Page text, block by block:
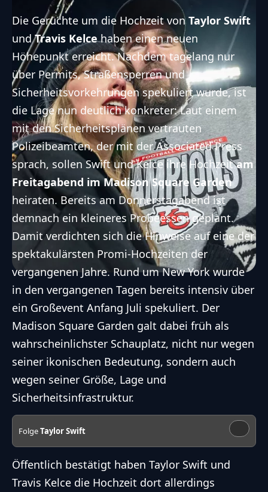
Die Gerüchte um die Hochzeit vonTaylor Swift
undTravis Kelcehaben einen neuen
Höhepunkt erreicht. Nachdem tagelang nur
über Permits, Straßensperren und
Sicherheitsvorkehrungen spekuliert wurde, ist
die Lage nun deutlich konkreter: Laut einem
mit den Sicherheitsplänen vertrauten
Polizeibeamten, der mit der Associated Press
sprach, sollen Swift und Kelce ihre Hochzeitam
Freitagabend im Madison Square Garden
heiraten. Bereits am Donnerstagabend ist
demnach ein kleineres Probeessen geplant.
Damit verdichten sich die Hinweise auf eine der
spektakulärsten Promi-Hochzeiten der
vergangenen Jahre. Rund um New York wurde
in den vergangenen Tagen bereits intensiv über
ein Großevent Anfang Juli spekuliert. Der
Madison Square Garden galt dabei früh als
wahrscheinlichster Schauplatz, nicht nur wegen
seiner ikonischen Bedeutung, sondern auch
wegen seiner Größe, Lage und
Sicherheitsinfrastruktur.
FolgeTaylor Swift
Öffentlich bestätigt haben Taylor Swift und
Travis Kelce die Hochzeit dort allerdings